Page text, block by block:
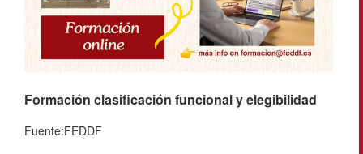
Formación clasificación funcional y elegibilidad
Fuente:FEDDF